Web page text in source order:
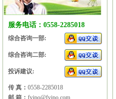
服务电话：0558-2285018
综合咨询一部:
综合咨询二部:
投诉建议:
传 真： 0558-2285018
邮 箱： fyipo@fyipo.com